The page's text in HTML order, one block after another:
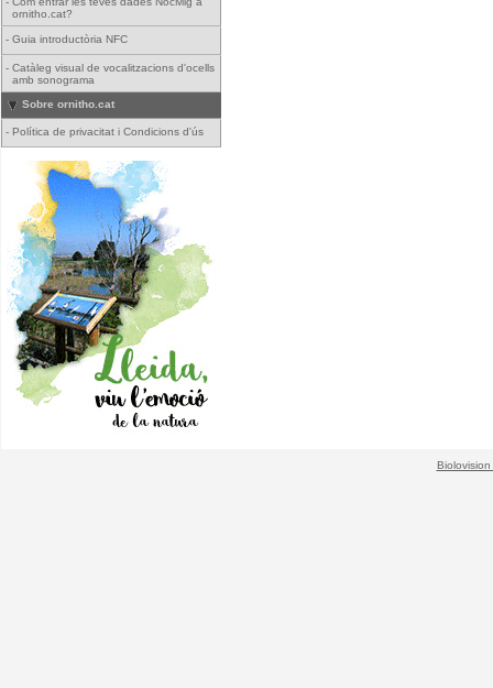
ornitho.cat?
- Guia introductòria NFC
- Catàleg visual de vocalitzacions d'ocells
amb sonograma
Sobre ornitho.cat
- Política de privacitat i Condicions d'ús
Biolovision